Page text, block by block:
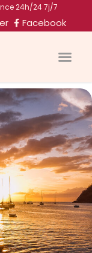
24h/24 7j/7
Facebook